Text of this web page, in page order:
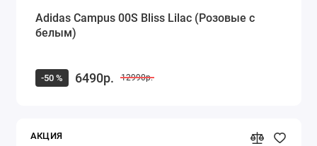
Adidas Campus 00S Bliss Lilac (Розовые с
белым)
-50 % 6490р. 12990р.
АКЦИЯ